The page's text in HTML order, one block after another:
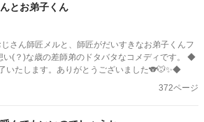
とお弟子くん
さん師匠メルと、師匠がだいすきなお弟子くんフ
い(？)な歳の差師弟のドタバタなコメディです。 ◆
いたします。ありがとうございました🐨🐭✨◆
372ページ